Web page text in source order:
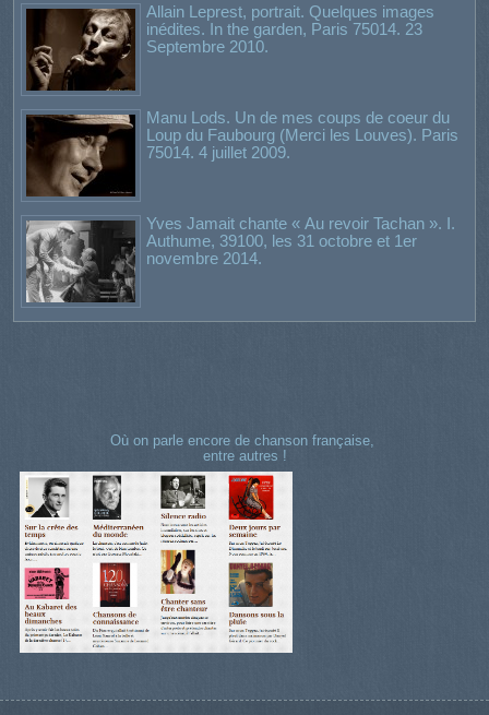
Allain Leprest, portrait. Quelques images
inédites. In the garden, Paris 75014. 23
Septembre 2010.
Manu Lods. Un de mes coups de coeur du
Loup du Faubourg (Merci les Louves). Paris
75014. 4 juillet 2009.
Yves Jamait chante « Au revoir Tachan ». I.
Authume, 39100, les 31 octobre et 1er
novembre 2014.
Où on parle encore de chanson française,
entre autres !